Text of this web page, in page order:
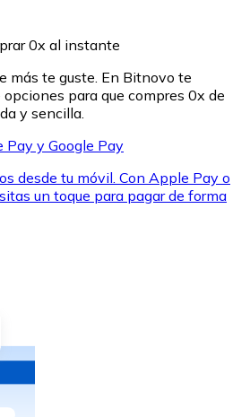
con efectivo en tu tienda más
cuenta Bitnovo o realiza compras
0x al instante
más te guste. En Bitnovo te
para que compres 0x de
y sencilla.
Pay y Google Pay
desde tu móvil. Con Apple Pay o
un toque para pagar de forma